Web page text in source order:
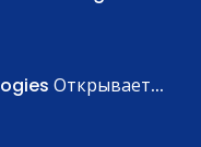
Открывает...